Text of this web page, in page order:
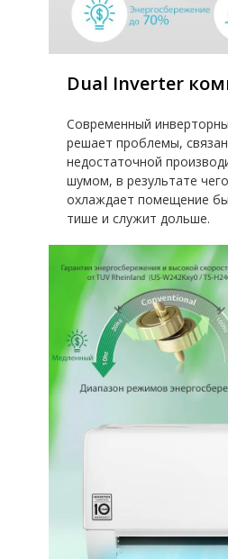
Dual Inverter
Современный
решает проблемы,
недостаточной
шумом, в результате
охлаждает помещение
тише и служит дольше.